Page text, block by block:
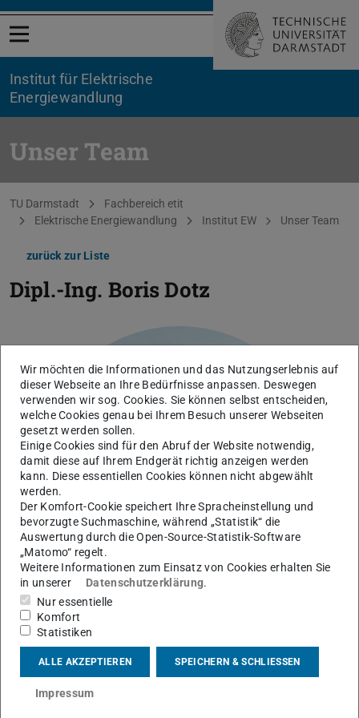
Menü öffnen
Institut für Elektrische
Energiewandlung
Unser Team
Sie befinden sich hier:
TU Darmstadt
Fachbereich etit
Elektrische Energiewandlung
Institut EW Unser Team
zurück zur Liste
Dipl.-Ing. Boris Dotz
Arbeitsgebiet(e)
Auslegung von Flux-Switching-Maschinen mit Finite-
Wir möchten die Informationen und das Nutzungserlebnis auf
dieser Webseite an Ihre Bedürfnisse anpassen. Deswegen
verwenden wir sog. Cookies. Sie können selbst entscheiden,
welche Cookies genau bei Ihrem Besuch unserer Webseiten
gesetzt werden sollen.
Einige Cookies sind für den Abruf der Website notwendig,
damit diese auf Ihrem Endgerät richtig anzeigen werden
kann. Diese essentiellen Cookies können nicht abgewählt
werden.
Der Komfort-Cookie speichert Ihre Spracheinstellung und
bevorzugte Suchmaschine, während „Statistik“ die
Auswertung durch die Open-Source-Statistik-Software
„Matomo“ regelt.
Weitere Informationen zum Einsatz von Cookies erhalten Sie
in unserer
Datenschutzerklärung.
Nur essentielle
Komfort
Statistiken
ALLE AKZEPTIEREN SPEICHERN & SCHLIESSEN
Impressum